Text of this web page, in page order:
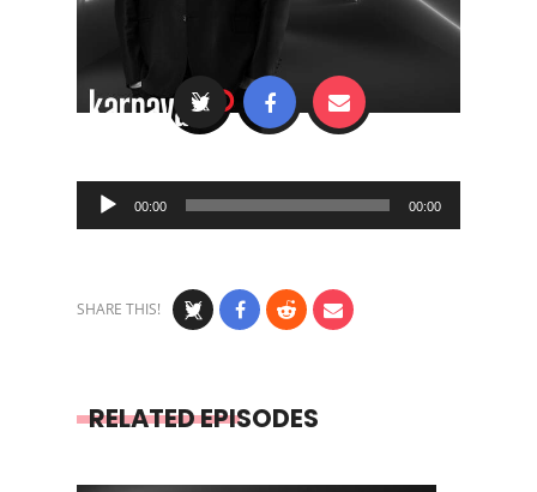
Audio
Player
00:00 00:00
SHARE THIS!
RELATED EPISODES